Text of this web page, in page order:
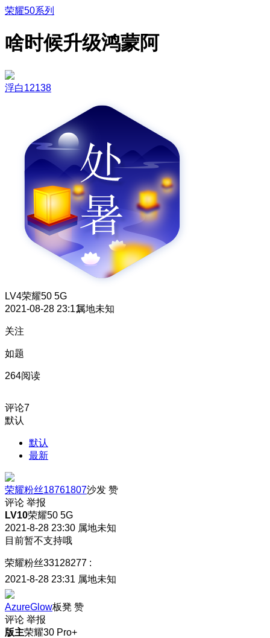
荣耀50系列
啥时候升级鸿蒙阿
浮白12138
LV4荣耀50 5G
2021-08-28 23:11属地未知
关注
如题
264阅读
评论7
默认
默认
最新
荣耀粉丝18761807沙发 赞
评论 举报
LV10荣耀50 5G
2021-8-28 23:30 属地未知
目前暂不支持哦
荣耀粉丝33128277 :
2021-8-28 23:31 属地未知
AzureGlow板凳 赞
评论 举报
版主荣耀30 Pro+